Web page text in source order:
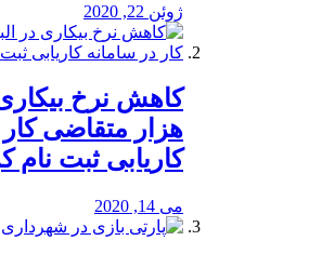
ژوئن 22, 2020
هزار متقاضی
کاریابی ثبت نام
می 14, 2020